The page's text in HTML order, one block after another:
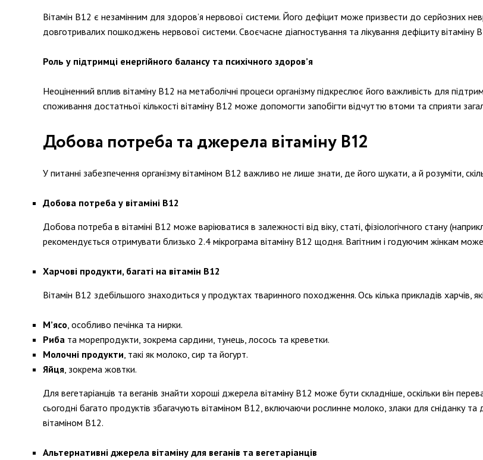
Вітамін В12 є незамінним для здоров’я нервової системи. Його дефіцит може призвести до серйозних
довготривалих пошкоджень нервової системи. Своєчасне діагностування та лікування дефіциту
Роль у підтримці енергійного балансу та психічного здоров’я
Неоціненний вплив вітаміну В12 на метаболічні процеси організму підкреслює його важливість для
споживання достатньої кількості вітаміну В12 може допомогти запобігти відчуттю втоми та сприяти
Добова потреба та джерела вітаміну В12
У питанні забезпечення організму вітаміном В12 важливо не лише знати, де його шукати, а й розуміти,
Добова потреба у вітаміні В12
Добова потреба в вітаміні В12 може варіюватися в залежності від віку, статі, фізіологічного стану
рекомендується отримувати близько 2.4 мікрограма вітаміну В12 щодня. Вагітним і годуючим жінкам
Харчові продукти, багаті на вітамін В12
Вітамін В12 здебільшого знаходиться у продуктах тваринного походження. Ось кілька прикладів харчів,
М’ясо, особливо печінка та нирки.
Риба та морепродукти, зокрема сардини, тунець, лосось та креветки.
Молочні продукти, такі як молоко, сир та йогурт.
Яйця, зокрема жовтки.
Для вегетаріанців та веганів знайти хороші джерела вітаміну В12 може бути складніше, оскільки він
сьогодні багато продуктів збагачують вітаміном В12, включаючи рослинне молоко, злаки для сніданку
вітаміном В12.
Альтернативні джерела вітаміну для веганів та вегетаріанців